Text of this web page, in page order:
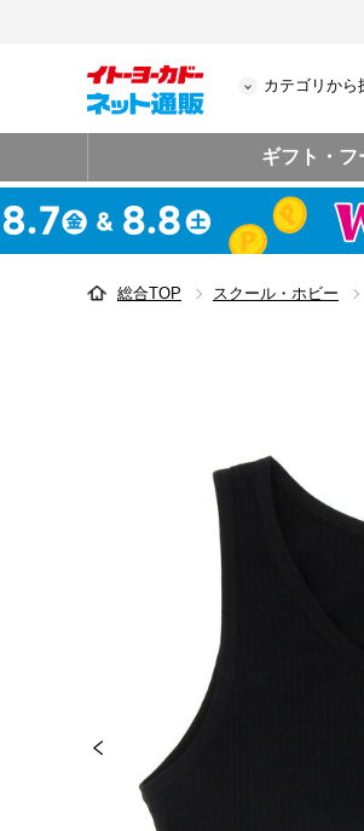
カテゴリから
ギフト・フ
総合TOP スクール・ホビー